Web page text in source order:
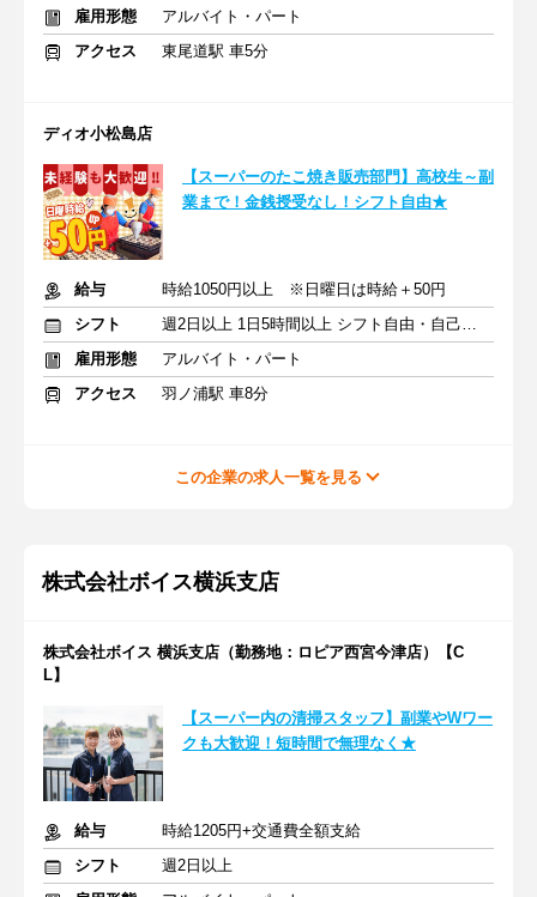
雇用形態
アルバイト・パート
アクセス
東尾道駅 車5分
ディオ小松島店
【スーパーのたこ焼き販売部門】高校生～副
業まで！金銭授受なし！シフト自由★
給与
時給1050円以上 ※日曜日は時給＋50円
シフト
週2日以上 1日5時間以上 シフト自由・自己申告
雇用形態
アルバイト・パート
アクセス
羽ノ浦駅 車8分
この企業の求人一覧を見る
株式会社ボイス横浜支店
株式会社ボイス 横浜支店（勤務地：ロピア西宮今津店）【C
L】
【スーパー内の清掃スタッフ】副業やWワー
クも大歓迎！短時間で無理なく★
給与
時給1205円+交通費全額支給
シフト
週2日以上